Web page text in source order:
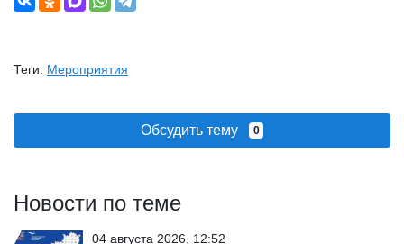
Теги: Мероприятия
Обсудить тему 0
Новости по теме
04 августа 2026, 12:52